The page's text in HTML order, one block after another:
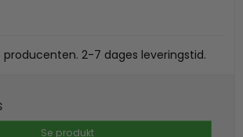
producenten. 2-7 dages leveringstid.
Se produkt